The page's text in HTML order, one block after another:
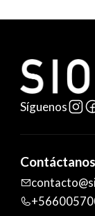
Síguenos
Contáctanos